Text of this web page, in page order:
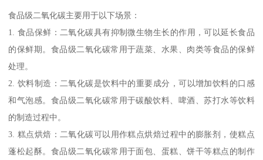
食品级二氧化碳主要用于以下场景：
1. 食品保鲜：二氧化碳具有抑制微生物生长的作用，可以延长食品
的保鲜期。食品级二氧化碳常用于蔬菜、水果、肉类等食品的保鲜
处理。
2. 饮料制造：二氧化碳是饮料中的重要成分，可以增加饮料的口感
和气泡感。食品级二氧化碳常用于碳酸饮料、啤酒、苏打水等饮料
的制造过程中。
3. 糕点烘焙：二氧化碳可以用作糕点烘焙过程中的膨胀剂，使糕点
蓬松起酥。食品级二氧化碳常用于面包、蛋糕、饼干等糕点的制作